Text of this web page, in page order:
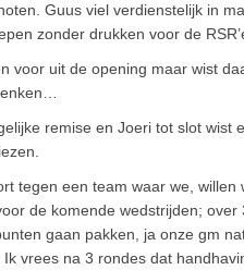
Guus viel verdienstelijk in
zonder drukken voor de
voor uit de opening maar wist
remise en Joeri tot slot
tegen een team waar we,
de komende wedstrijden;
gaan pakken, ja onze gm
vrees na 3 rondes dat